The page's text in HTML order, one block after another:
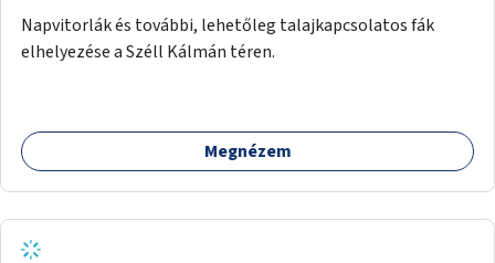
Napvitorlák és további, lehetőleg talajkapcsolatos fák
elhelyezése a Széll Kálmán téren.
Megnézem